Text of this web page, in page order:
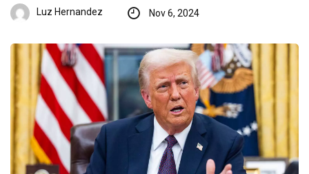
Luz Hernandez Nov 6, 2024